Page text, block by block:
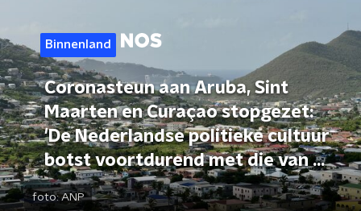
Binnenland
Coronasteun aan Aruba, Sint
Maarten en Curaçao stopgezet:
'De Nederlandse politieke cultuur
botst voortdurend met die van de
eilanden'
foto:ANP